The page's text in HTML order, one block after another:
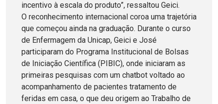
incentivo à escala do produto”, ressaltou Geici.
O reconhecimento internacional coroa uma trajetória
que começou ainda na graduação. Durante o curso
de Enfermagem da Unicap, Geici e José
participaram do Programa Institucional de Bolsas
de Iniciação Científica (PIBIC), onde iniciaram as
primeiras pesquisas com um chatbot voltado ao
acompanhamento de pacientes tratamento de
feridas em casa, o que deu origem ao Trabalho de